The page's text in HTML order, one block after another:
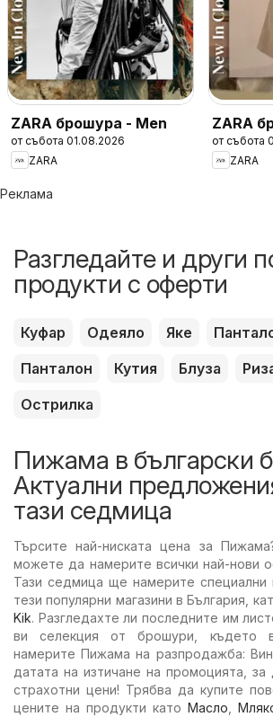
ZARA брошура - Men
от събота 01.08.2026
ZARA
ZARA
от събота
ZARA
Реклама
Разгледайте и други
продукти с оферти
Куфар Одеяло Яке
Панталон
Кутия Блуза
Острилка
Пижама в български
Актуални
тази седмица
Търсите най-ниската цена за
можете да намерите всички най-нови
Тази седмица ще намерите
тези популярни магазини в България,
Kik. Разгледахте ли последните им
ви селекция от брошури, където
намерите Пижама на разпродажба:
датата на изтичане на промоцията,
страхотни цени! Трябва да купите
цените на продукти като Масло